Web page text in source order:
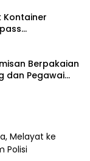
Kontainer
Berpakaian
dan Pegawai
Sentuh Atm
Melayat ke
Polisi